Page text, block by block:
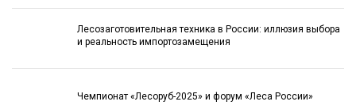
Лесозаготовительная техника в России: иллюзия выбора
и реальность импортозамещения
Чемпионат «Лесоруб-2025» и форум «Леса России»